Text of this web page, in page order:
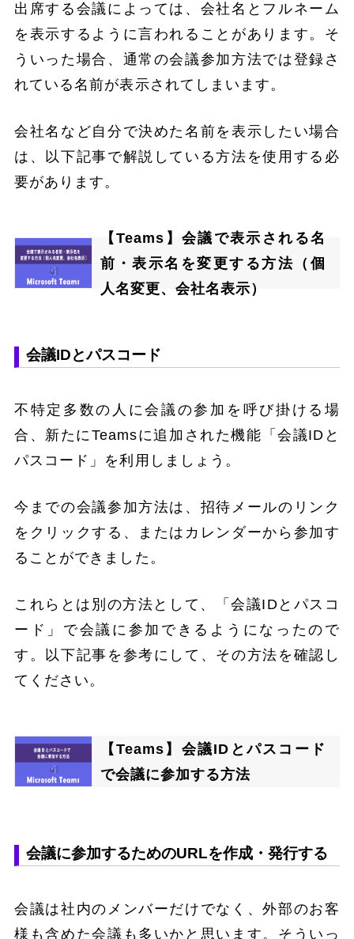
出席する会議によっては、会社名とフルネーム
を表示するように言われることがあります。そ
ういった場合、通常の会議参加方法では登録さ
れている名前が表示されてしまいます。
会社名など自分で決めた名前を表示したい場合
は、以下記事で解説している方法を使用する必
要があります。
【Teams】会議で表示される名
前・表示名を変更する方法（個
人名変更、会社名表示）
会議IDとパスコード
不特定多数の人に会議の参加を呼び掛ける場
合、新たにTeamsに追加された機能「会議IDと
パスコード」を利用しましょう。
今までの会議参加方法は、招待メールのリンク
をクリックする、またはカレンダーから参加す
ることができました。
これらとは別の方法として、「会議IDとパスコ
ード」で会議に参加できるようになったので
す。以下記事を参考にして、その方法を確認し
てください。
【Teams】会議IDとパスコード
で会議に参加する方法
会議に参加するためのURLを作成・発行する
会議は社内のメンバーだけでなく、外部のお客
様も含めた会議も多いかと思います。そういっ